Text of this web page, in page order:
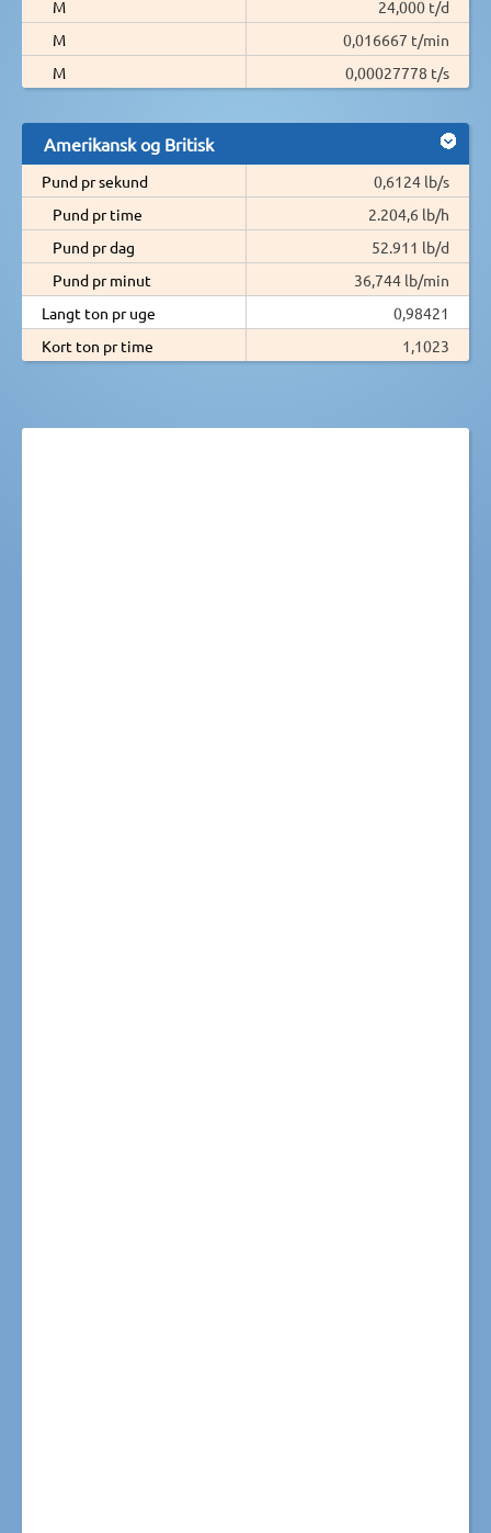
M
24,000 t/d
M
0,016667 t/min
M
0,00027778 t/s
Amerikansk og Britisk
Pund pr sekund
0,6124 lb/s
Pund pr time
2.204,6 lb/h
Pund pr dag
52.911 lb/d
Pund pr minut
36,744 lb/min
Langt ton pr uge
0,98421
Kort ton pr time
1,1023